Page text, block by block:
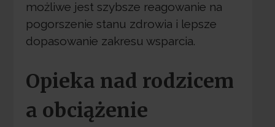
możliwe jest szybsze reagowanie na
pogorszenie stanu zdrowia i lepsze
dopasowanie zakresu wsparcia.
Opieka nad rodzicem
a obciążenie